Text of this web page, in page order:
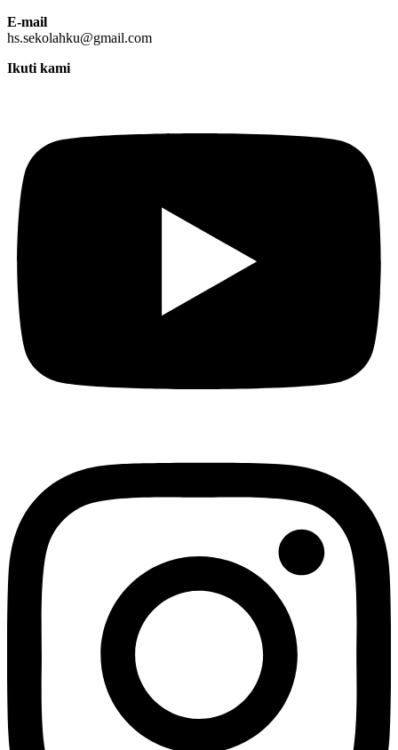
E-mail
hs.sekolahku@gmail.com
Ikuti kami